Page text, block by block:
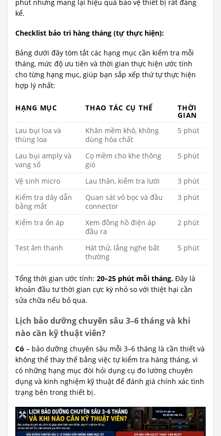
phút nhưng mang lại hiệu quả bảo vệ thiết bị rất đáng
kể.
Checklist bảo trì hàng tháng (tự thực hiện):
Bảng dưới đây tóm tắt các hạng mục cần kiểm tra mỗi
tháng, mức độ ưu tiên và thời gian thực hiện ước tính
cho từng hạng mục, giúp bạn sắp xếp thứ tự thực hiện
hợp lý nhất:
HẠNG MỤC THAO TÁC CỤ THỂ THỜI
GIAN
Lau bụi loa và
thùng loa
Khăn mềm khô, không
dùng hóa chất
5 phút
Lau bụi amply và
vang số
Cọ mềm cho khe thông
gió
5 phút
Vệ sinh micro Lau thân, kiểm tra lưới
3 phút
Kiểm tra dây dẫn
bằng mắt
Quan sát vỏ bọc và đầu
connector
3 phút
Kiểm tra ổn áp
Xem đồng hồ điện áp
đầu ra
2 phút
Test âm thanh
Hát thử, lắng nghe bất
thường
5 phút
Tổng thời gian ước tính: 20–25 phút mỗi tháng. Đây là
khoản đầu tư thời gian cực kỳ nhỏ so với thiệt hại cần
sửa chữa nếu bỏ qua.
Lịch bảo dưỡng chuyên sâu 3–6 tháng và khi
nào cần kỹ thuật viên?
Có – bảo dưỡng chuyên sâu mỗi 3–6 tháng là cần thiết và
không thể thay thế bằng việc tự kiểm tra hàng tháng, vì
có những hạng mục đòi hỏi dụng cụ đo lường chuyên
dụng và kinh nghiệm kỹ thuật để đánh giá chính xác tình
trạng bên trong thiết bị.